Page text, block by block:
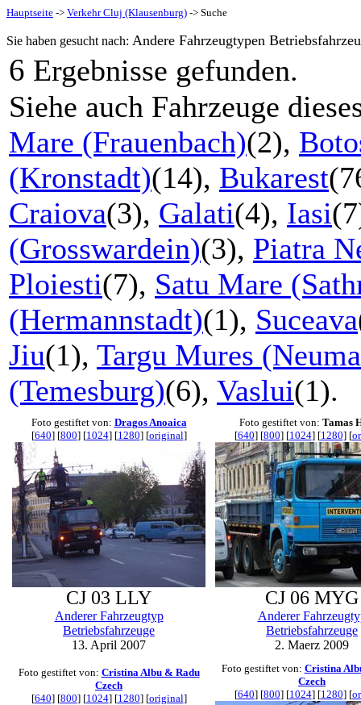
Hauptseite -> Verkehr Cluj (Klausenburg) -> Suche
Sie haben gesucht nach: Andere Fahrzeugtypen
6 Ergebnisse gefunden.
Siehe auch Fahrzeuge
Mare (Frauenbach)(2),
(Kronstadt)(14), Bukarest
Craiova(3), Galati(4), Iasi
(Grosswardein)(3), Piatra
Ploiesti(7), Satu Mare
(Hermannstadt)(1), Suceava
Jiu(1), Targu Mures
(Temesburg)(6), Vaslui(1).
Foto gestiftet von: Dragos Anoaica
[640] [800] [1024] [1280] [original]
CJ 03 LLY
Anderer Fahrzeugtyp
Betriebsfahrzeuge
13. April 2007
Foto gestiftet von: Tamas
[640] [800] [1024] [1280] [
CJ 06 MYG
Anderer
Betriebsfahrzeuge
2. Maerz 2009
Foto gestiftet von: Cristina Albu & Radu
Czech
[640] [800] [1024] [1280] [original]
Foto gestiftet von: Cristina
Czech
[640] [800] [1024] [1280] [